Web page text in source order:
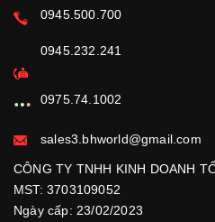
0945.500.700
0945.232.241
0975.74.1002
sales3.bhworld@gmail.com
CÔNG TY TNHH KINH DOANH
MST: 3703109052
Ngày cấp: 23/02/2023